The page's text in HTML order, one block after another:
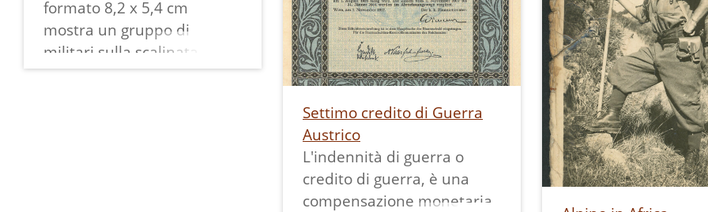
edificio, a destra un
Sullo sfondo il
Sul retro: -rußn in
27. M. Buon - März
(scritta in penna in
in parte in tedesco
parte in italiano; il
abbreviazione
l'anno, è
formato 8,2 x 5,4 cm
mostra un gruppo di
militari sulla scalinata
dell'edificio che al tempo
Settimo credito di Guerra
Austrico
L'indennità di guerra o
credito di guerra, è una
compensazione monetaria